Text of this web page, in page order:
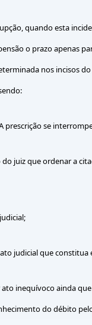
quando esta
o prazo apenas
nos incisos
prescrição se
juiz que ordenar a
judicial que constitua
inequívoco ainda
do débito